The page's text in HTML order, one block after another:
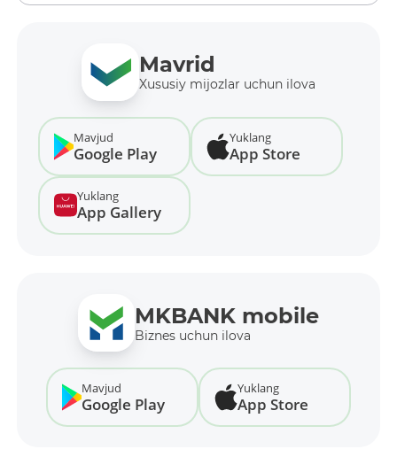
Mavrid
Xususiy mijozlar uchun ilova
Mavjud
Google Play
Yuklang
App Store
Yuklang
App Gallery
MKBANK mobile
Biznes uchun ilova
Mavjud
Google Play
Yuklang
App Store